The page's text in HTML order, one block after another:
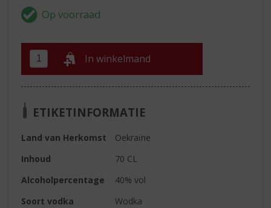
In winkelmand
ETIKETINFORMATIE
Land van Herkomst
Oekraïne
Inhoud
70 CL
Alcoholpercentage
40% vol
Soort vodka
Wodka